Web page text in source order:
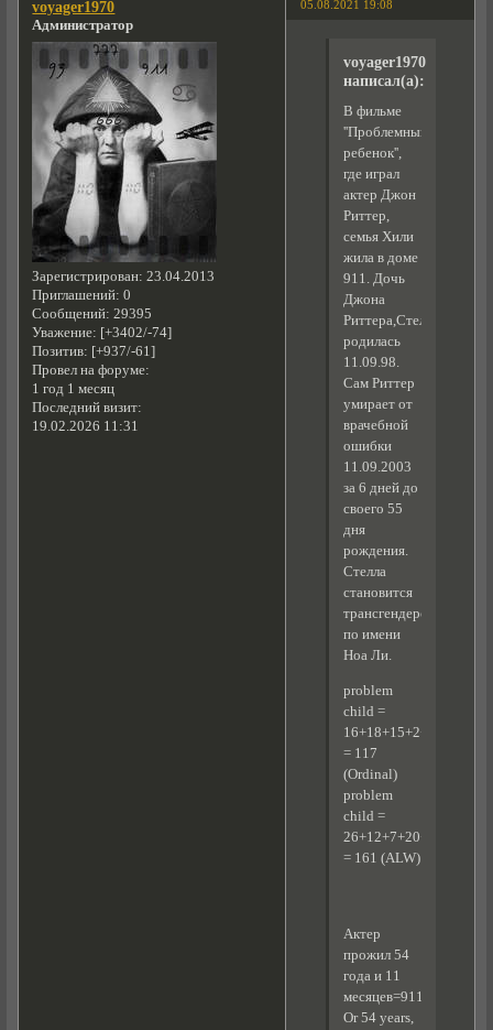
05.08.2021 19:08
voyager1970
Администратор
Зарегистрирован: 23.04.2013
Приглашений: 0
Сообщений: 29395
Уважение: [+3402/-74]
Позитив: [+937/-61]
Провел на форуме:
1 год 1 месяц
Последний визит:
19.02.2026 11:31
voyager1970
написал(а):
В фильме
''Проблемный
ребенок'',
где играл
актер Джон
Риттер,
семья Хили
жила в доме
911. Дочь
Джона
Риттера,Стелла,
родилась
11.09.98.
Сам Риттер
умирает от
врачебной
ошибки
11.09.2003
за 6 дней до
своего 55
дня
рождения.
Стелла
становится
трансгендером
по имени
Ноа Ли.
problem
child =
= 117
(Ordinal)
problem
child =
= 161 (ALW)
Актер
прожил 54
года и 11
месяцев=911
Or 54 years,